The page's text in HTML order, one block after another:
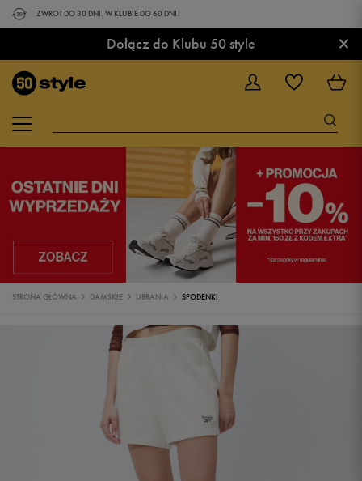
ZWROT DO 30 DNI. W KLUBIE DO 60 DNI.
Dołącz do Klubu 50 style ×
STRONA GŁÓWNA DAMSKIE UBRANIA SPODENKI